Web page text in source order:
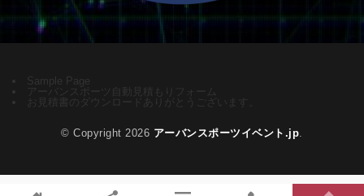
Sample Page
アーバンスポーツ自動見積もりフォーム
お見積書のダウンロードありがとうございます。
© Copyright 2026 アーバンスポーツイベント.jp